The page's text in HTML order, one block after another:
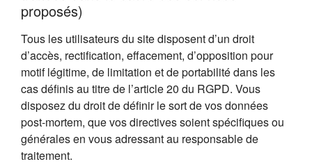
proposés)
Tous les utilisateurs du site disposent d’un droit
d’accès, rectification, effacement, d’opposition pour
motif légitime, de limitation et de portabilité dans les
cas définis au titre de l’article 20 du RGPD. Vous
disposez du droit de définir le sort de vos données
post-mortem, que vos directives soient spécifiques ou
générales en vous adressant au responsable de
traitement.